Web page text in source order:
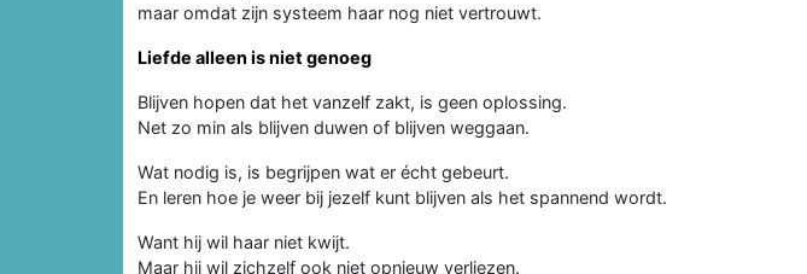
maar omdat zijn systeem haar nog niet vertrouwt.
Liefde alleen is niet genoeg
Blijven hopen dat het vanzelf zakt, is geen oplossing.
Net zo min als blijven duwen of blijven weggaan.
Wat nodig is, is begrijpen wat er écht gebeurt.
En leren hoe je weer bij jezelf kunt blijven als het spannend wordt.
Want hij wil haar niet kwijt.
Maar hij wil zichzelf ook niet opnieuw verliezen.